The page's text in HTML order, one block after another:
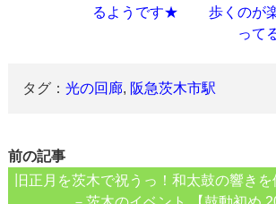
るようです★
歩くのが
って
タグ：光の回廊, 阪急茨木市駅
前の記事
旧正月を茨木で祝うっ！和太鼓の響き